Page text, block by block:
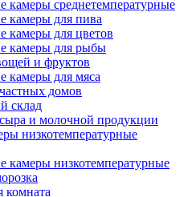
камеры среднетемпературные
камеры для пива
камеры для цветов
камеры для рыбы
и фруктов
камеры для мяса
домов
склад
и молочной продукции
низкотемпературные
камеры низкотемпературные
комната